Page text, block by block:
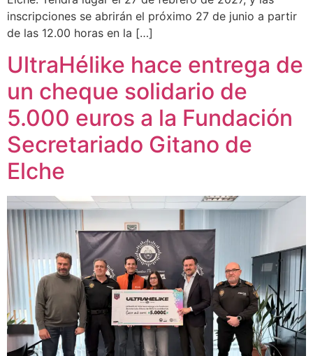
inscripciones se abrirán el próximo 27 de junio a partir
de las 12.00 horas en la […]
UltraHélike hace entrega de
un cheque solidario de
5.000 euros a la Fundación
Secretariado Gitano de
Elche